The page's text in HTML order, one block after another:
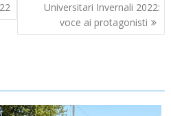
Universitari Invernali 2022:
voce ai protagonisti